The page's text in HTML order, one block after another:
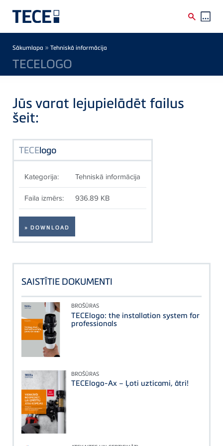
Breadcrumb
Sākumlapa » Tehniskā informācija
TECELOGO
Jūs varat lejupielādēt failus
šeit:
TECElogo
Kategorija: Tehniskā informācija
Faila izmērs: 936.89 KB
» DOWNLOAD
SAISTĪTIE DOKUMENTI
BROŠŪRAS
TECElogo: the installation system for
professionals
BROŠŪRAS
TECElogo-Ax – Ļoti uzticami, ātri!